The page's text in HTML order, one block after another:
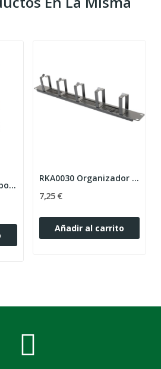
Clavija aérea IP44 2 polos + tierra 220V 16A 6h...
RKA0030 Organizador de cables con ganchos y...
7,25 €
Añadir al carrito